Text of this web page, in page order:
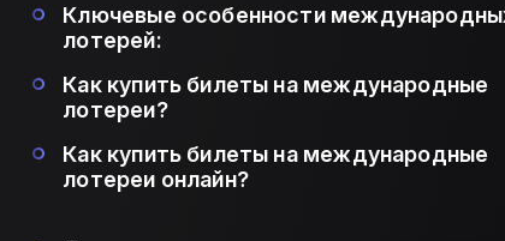
Ключевые особенности
лотерей:
Как купить билеты на международные
лотереи?
Как купить билеты на международные
лотереи онлайн?